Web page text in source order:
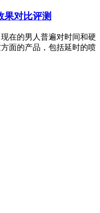
果对比评测
在的男人普遍对时间和硬
面的产品，包括延时的喷